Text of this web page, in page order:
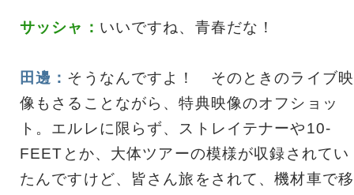
サッシャ： いいですね、青春だな！
田邊： そうなんですよ！ そのときのライブ映
像もさることながら、特典映像のオフショッ
ト。エルレに限らず、ストレイテナーや10-
FEETとか、大体ツアーの模様が収録されてい
たんですけど、皆さん旅をされて、機材車で移